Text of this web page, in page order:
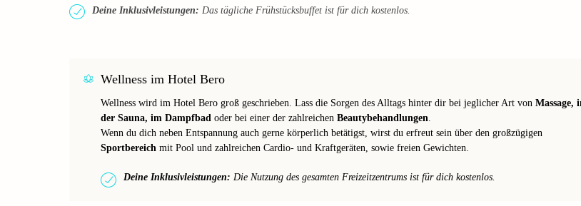
Deine Inklusivleistungen: Das tägliche Frühstücksbuffet ist für dich kostenlos.
Wellness im Hotel Bero
Wellness wird im Hotel Bero groß geschrieben. Lass die Sorgen des Alltags hinter dir bei jeglicher Art von Massage,
der Sauna, im Dampfbad oder bei einer der zahlreichen Beautybehandlungen
Wenn du dich neben Entspannung auch gerne körperlich betätigst, wirst du erfreut sein über den großzügigen
Sportbereich mit Pool und zahlreichen Cardio- und Kraftgeräten, sowie freien Gewichten.
Deine Inklusivleistungen: Die Nutzung des gesamten Freizeitzentrums ist für dich kostenlos.